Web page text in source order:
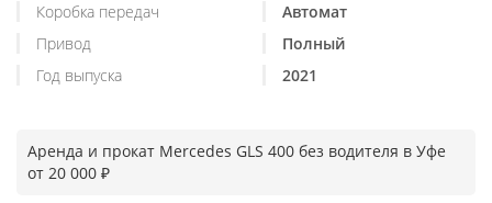
Коробка передач
Автомат
Привод
Полный
Год выпуска
2021
Аренда и прокат Mercedes GLS 400 без водителя в Уфе
от 20 000 ₽